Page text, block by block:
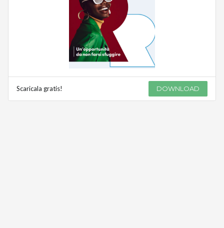
Scaricala gratis! DOWNLOAD